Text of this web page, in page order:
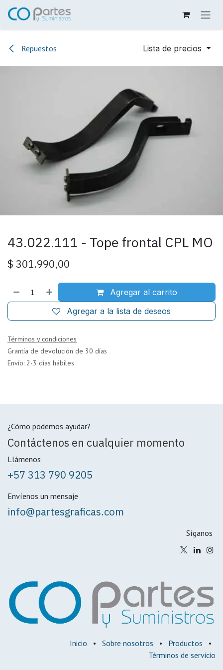
Ir al contenido
Repuestos Lista de precios
43.022.111 - Tope frontal CPL MO
$ 301.990,00
Agregar al carrito
Agregar a la lista de deseos
Términos y condiciones
Grantía de devolución de 30 días
Envío: 2-3 días hábiles
¿Cómo podemos ayudar?
Contáctenos en cualquier momento
Llámenos
+57 313 790 9205
Envíenos un mensaje
info@partesgraficas.com
Síganos
Inicio • Sobre nosotros • Productos
•
Términos de servicio